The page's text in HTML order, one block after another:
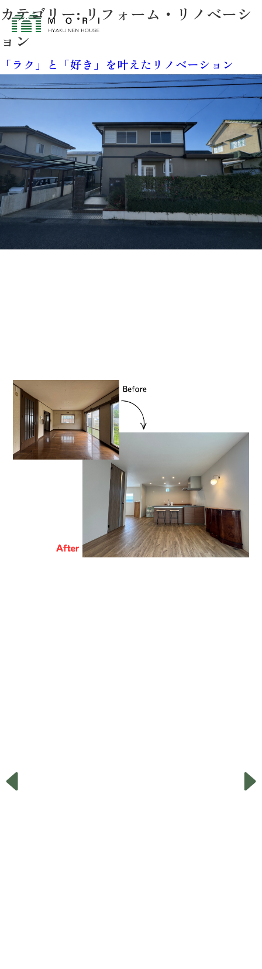
カテゴリー:リフォーム・リノベーシ
ョン
「ラク」と「好き」を叶えたリノベーション